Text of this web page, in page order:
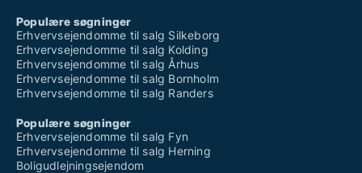
Populære søgninger
Erhvervsejendomme til salg Silkeborg
Erhvervsejendomme til salg Kolding
Erhvervsejendomme til salg Århus
Erhvervsejendomme til salg Bornholm
Erhvervsejendomme til salg Randers
Populære søgninger
Erhvervsejendomme til salg Fyn
Erhvervsejendomme til salg Herning
Boligudlejningsejendom